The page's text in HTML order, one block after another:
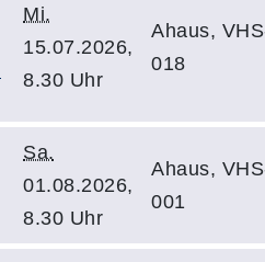
Mi.
15.07.2026,
8.30 Uhr
Ahaus,
018
Sa.
01.08.2026,
8.30 Uhr
Ahaus,
001